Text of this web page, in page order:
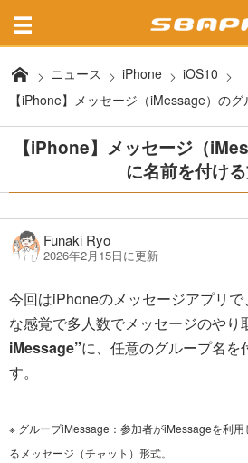
ニュース iPhone
iOS10
【iPhone】メッセージ（iMessage）の
【iPhone】メッセージ（
に名前を付け
Funaki Ryo
2026年2月15日に更新
今回はiPhoneのメッセージアプリ
な感覚で多人数でメッセージのやり
iMessage”に、任意のグループ名を
す。
※ グループiMessage：参加者がiMessageを利
るメッセージ（チャット）形式。